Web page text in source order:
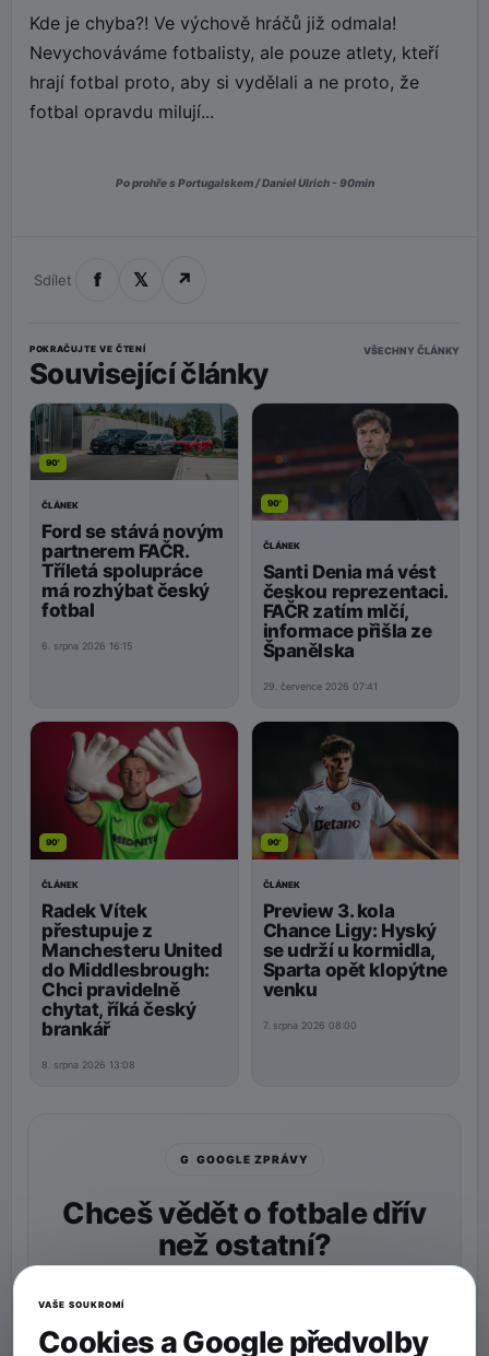
Kde je chyba?! Ve výchově hráčů již odmala!
Nevychováváme fotbalisty, ale pouze atlety, kteří
hrají fotbal proto, aby si vydělali a ne proto, že
fotbal opravdu milují...
Po prohře s Portugalskem / Daniel Ulrich - 90min
Sdílet f 𝕏 ↗
POKRAČUJTE VE ČTENÍ
Související články
VŠECHNY ČLÁNKY
90'
ČLÁNEK
Ford se stává novým
partnerem FAČR.
Tříletá spolupráce
má rozhýbat český
fotbal
6. srpna 2026 16:15
90'
ČLÁNEK
Santi Denia má vést
českou reprezentaci.
FAČR zatím mlčí,
informace přišla ze
Španělska
29. července 2026 07:41
90'
ČLÁNEK
Radek Vítek
přestupuje z
Manchesteru United
do Middlesbrough:
Chci pravidelně
chytat, říká český
brankář
8. srpna 2026 13:08
90'
ČLÁNEK
Preview 3. kola
Chance Ligy: Hyský
se udrží u kormidla,
Sparta opět klopýtne
venku
7. srpna 2026 08:00
G GOOGLE ZPRÁVY
Chceš vědět o fotbale dřív
než ostatní?
VAŠE SOUKROMÍ
Cookies a Google předvolby